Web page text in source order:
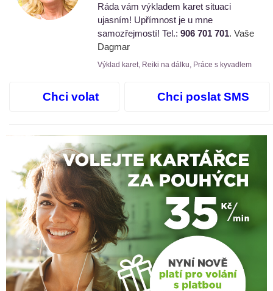
Ráda vám výkladem karet situaci
ujasním! Upřímnost je u mne
samozřejmostí! Tel.: 906 701 701. Vaše
Dagmar
Výklad karet, Reiki na dálku, Práce s kyvadlem
Chci volat Chci poslat SMS